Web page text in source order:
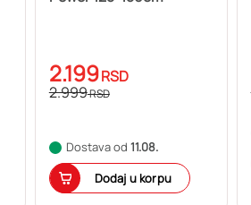
2.199RSD
2.999RSD
Dostava od 11.08.
Dodaj u korpu